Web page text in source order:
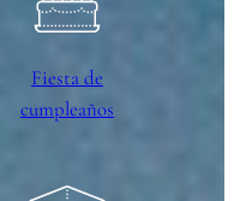
Fiesta de
cumpleaños